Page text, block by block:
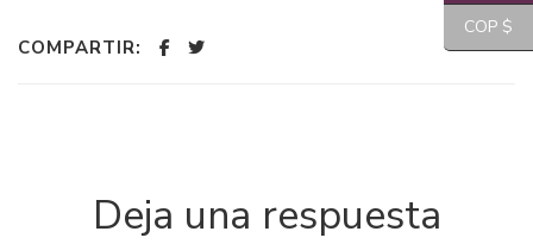
COMPARTIR:
Deja una respuesta
COP $